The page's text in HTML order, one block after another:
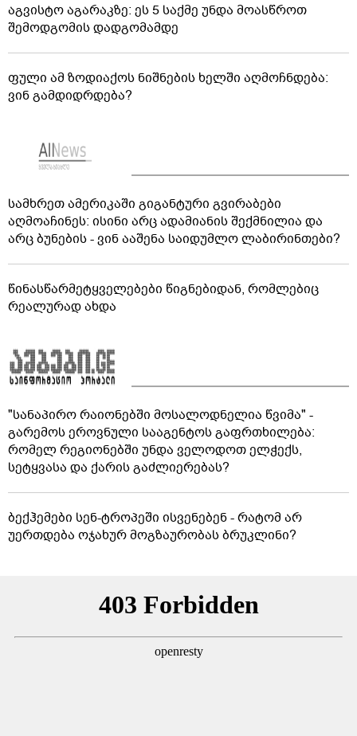
აგვისტო აგარაკზე: ეს 5 საქმე უნდა მოასწროთ
შემოდგომის დადგომამდე
ფული ამ ზოდიაქოს ნიშნების ხელში აღმოჩნდება:
ვინ გამდიდრდება?
სამხრეთ ამერიკაში გიგანტური გვირაბები
აღმოაჩინეს: ისინი არც ადამიანის შექმნილია და
არც ბუნების - ვინ ააშენა საიდუმლო ლაბირინთები?
წინასწარმეტყველებები წიგნებიდან, რომლებიც
რეალურად ახდა
"სანაპირო რაიონებში მოსალოდნელია წვიმა" -
გარემოს ეროვნული სააგენტოს გაფრთხილება:
რომელ რეგიონებში უნდა ველოდოთ ელჭექს,
სეტყვასა და ქარის გაძლიერებას?
ბექჰემები სენ-ტროპეში ისვენებენ - რატომ არ
უერთდება ოჯახურ მოგზაურობას ბრუკლინი?